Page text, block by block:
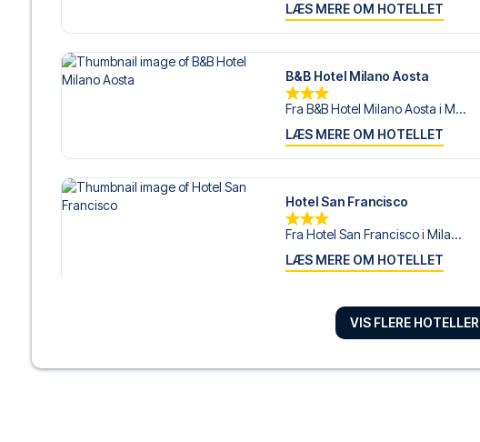
LÆS MERE OM HOTELLET
B&B Hotel Milano Aosta
Fra B&B Hotel Milano Aosta i M...
LÆS MERE OM HOTELLET
Hotel San Francisco
Fra Hotel San Francisco i Mila...
LÆS MERE OM HOTELLET
Bianca Maria Palace Hotel
VIS FLERE HOTELLER